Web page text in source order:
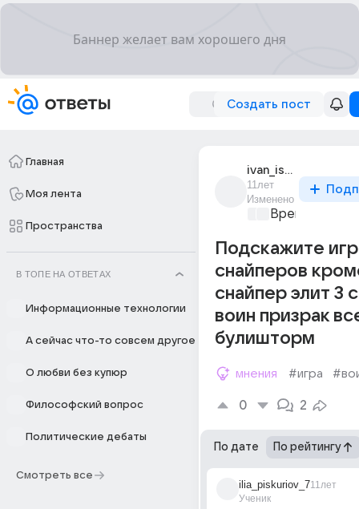
Создать пост
Главная
Моя лента
Пространства
В ТОПЕ НА ОТВЕТАХ
Информационные технологии
А сейчас что-то совсем другое
О любви без купюр
Философский вопрос
Политические дебаты
Смотреть все
ivan_ishchenko_98
11лет
Изменено
Время игр
Подскажите
снайперов
снайпер элит 3
воин призрак
булишторм
мнения #игра
0 2
По дате По рейтингу
ilia_piskuriov_7
Ученик
11лет